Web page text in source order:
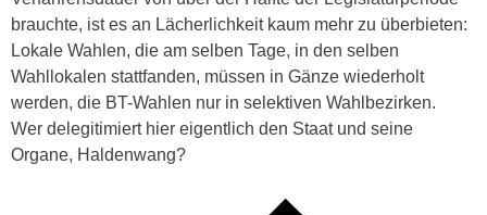
brauchte, ist es an Lächerlichkeit kaum mehr zu überbieten:
Lokale Wahlen, die am selben Tage, in den selben
Wahllokalen stattfanden, müssen in Gänze wiederholt
werden, die BT-Wahlen nur in selektiven Wahlbezirken.
Wer delegitimiert hier eigentlich den Staat und seine
Organe, Haldenwang?